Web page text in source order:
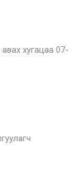
хугацаа 07-